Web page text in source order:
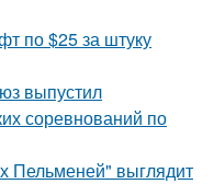
по $25 за штуку
выпустил
соревнований по
Пельменей" выглядит